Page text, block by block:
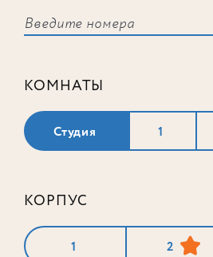
КОМНАТЫ
Студия 1
КОРПУС
1 2
соответствует ни